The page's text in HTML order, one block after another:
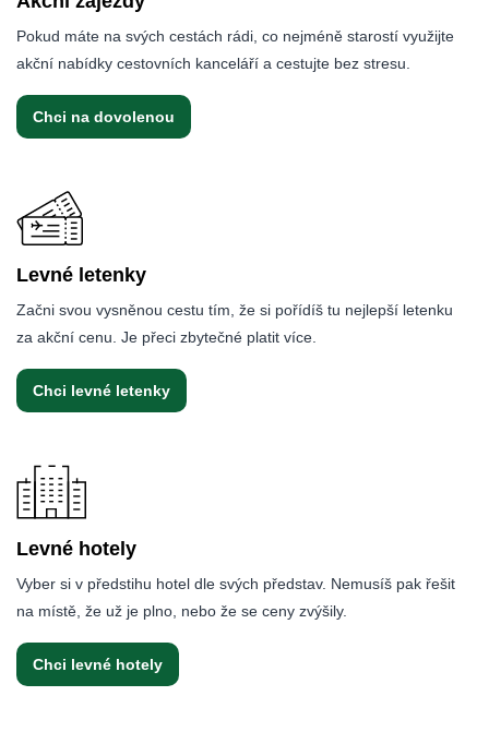
Pokud máte na svých cestách rádi, co nejméně starostí využijte
akční nabídky cestovních kanceláří a cestujte bez stresu.
Chci na dovolenou
Levné letenky
Začni svou vysněnou cestu tím, že si pořídíš tu nejlepší letenku
za akční cenu. Je přeci zbytečné platit více.
Chci levné letenky
Levné hotely
Vyber si v předstihu hotel dle svých představ. Nemusíš pak řešit
na místě, že už je plno, nebo že se ceny zvýšily.
Chci levné hotely